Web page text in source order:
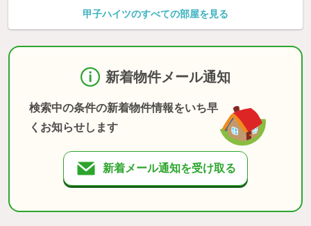
甲子ハイツのすべての部屋を見る
新着物件メール通知
検索中の条件の新着物件情報をいち早
くお知らせします
新着メール通知を受け取る